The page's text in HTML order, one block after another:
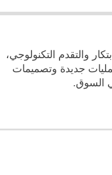
والتقدم التكنولوجي،
جديدة وتصميمات
السوق.